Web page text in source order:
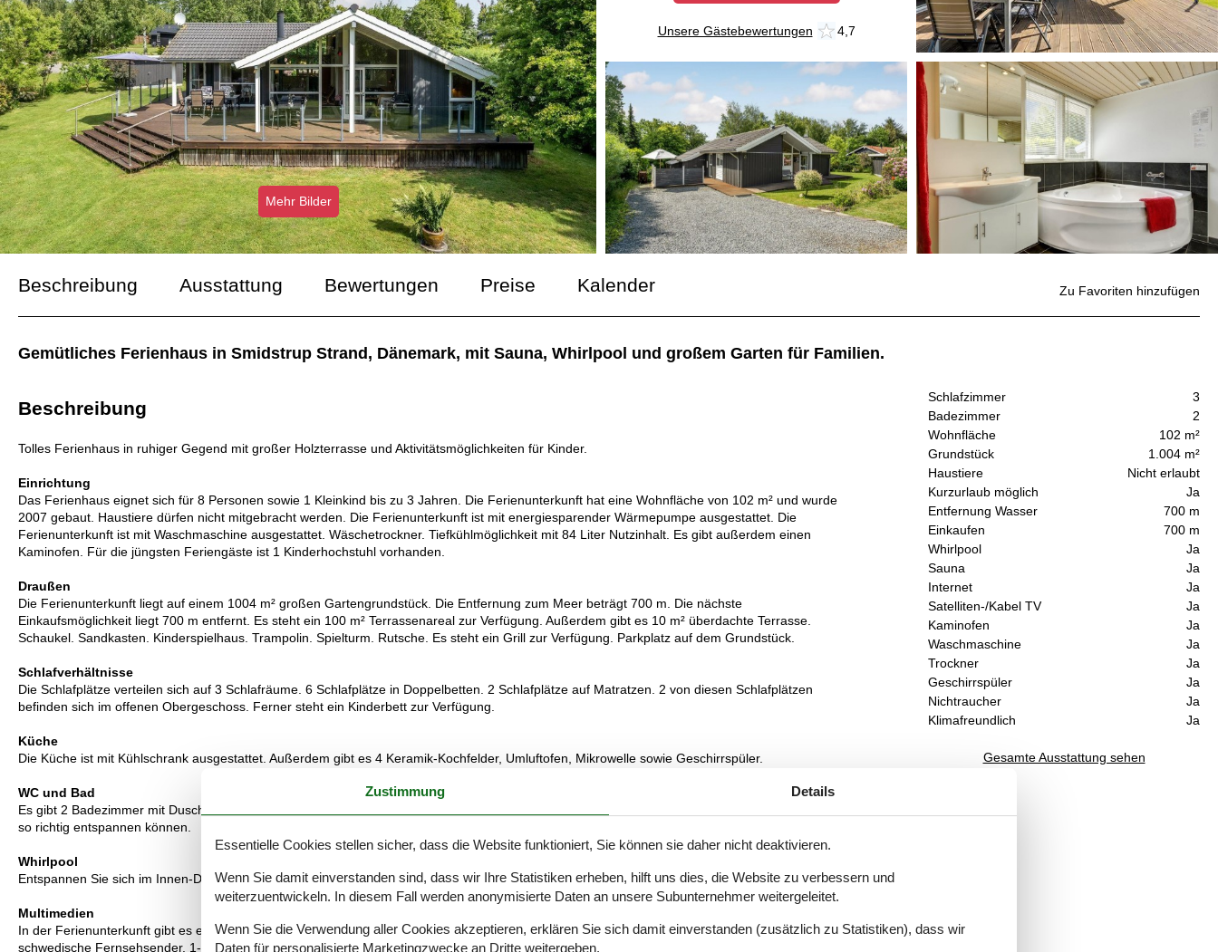
Mehr Bilder
Unsere Gästebewertungen 4,7
Beschreibung Ausstattung Bewertungen Preise Kalender
Gemütliches Ferienhaus in Smidstrup Strand, Dänemark, mit Sauna, Whirlpool und großem Garten für Familien.
Schlafzimmer
3
Badezimmer
2
Wohnfläche
102 m²
Grundstück
1.004 m²
Haustiere
Nicht erlaubt
Kurzurlaub möglich
Ja
Entfernung Wasser
700 m
Einkaufen
700 m
Whirlpool
Ja
Sauna
Ja
Internet
Ja
Satelliten-/Kabel TV
Ja
Kaminofen
Ja
Waschmaschine
Ja
Trockner
Ja
Geschirrspüler
Ja
Nichtraucher
Ja
Klimafreundlich
Ja
Gesamte Ausstattung sehen
Zu Favoriten hinzufügen
Beschreibung
Tolles Ferienhaus in ruhiger Gegend mit großer Holzterrasse und Aktivitätsmöglichkeiten für Kinder.
Einrichtung
Das Ferienhaus eignet sich für 8 Personen sowie 1 Kleinkind bis zu 3 Jahren. Die Ferienunterkunft hat eine Wohnfläche von 102 m² und wurde
2007 gebaut. Haustiere dürfen nicht mitgebracht werden. Die Ferienunterkunft ist mit energiesparender Wärmepumpe ausgestattet. Die
Ferienunterkunft ist mit Waschmaschine ausgestattet. Wäschetrockner. Tiefkühlmöglichkeit mit 84 Liter Nutzinhalt. Es gibt außerdem einen
Kaminofen. Für die jüngsten Feriengäste ist 1 Kinderhochstuhl vorhanden.
Draußen
Die Ferienunterkunft liegt auf einem 1004 m² großen Gartengrundstück. Die Entfernung zum Meer beträgt 700 m. Die nächste
Einkaufsmöglichkeit liegt 700 m entfernt. Es steht ein 100 m² Terrassenareal zur Verfügung. Außerdem gibt es 10 m² überdachte Terrasse.
Schaukel. Sandkasten. Kinderspielhaus. Trampolin. Spielturm. Rutsche. Es steht ein Grill zur Verfügung. Parkplatz auf dem Grundstück.
Schlafverhältnisse
Die Schlafplätze verteilen sich auf 3 Schlafräume. 6 Schlafplätze in Doppelbetten. 2 Schlafplätze auf Matratzen. 2 von diesen Schlafplätzen
befinden sich im offenen Obergeschoss. Ferner steht ein Kinderbett zur Verfügung.
Küche
Die Küche ist mit Kühlschrank ausgestattet. Außerdem gibt es 4 Keramik-Kochfelder, Umluftofen, Mikrowelle sowie Geschirrspüler.
WC und Bad
Es gibt 2 Badezimmer mit Duschnische und 2 Toiletten. Fußbodenheizung in 1 Badezimmer. Es steht eine Sauna zur Verfügung in der Sie sich
so richtig entspannen können.
Whirlpool
Entspannen Sie sich im Innen-Durchlauf-Whirlpool für 2 Personen.
Multimedien
In der Ferienunterkunft gibt es einen Fernseher. 1 Smart-TV. Blu-ray-Player. Radio. Stereoanlage. Mindestens 4 dänische Fernsehsender. 1-3
schwedische Fernsehsender. 1-3 norwegische Fernsehsender. Mindestens 4 deutsche Fernsehsender. Es steht kabellose Internetverbindung
Zustimmung Details
Essentielle Cookies stellen sicher, dass die Website funktioniert, Sie können sie daher nicht deaktivieren.
Wenn Sie damit einverstanden sind, dass wir Ihre Statistiken erheben, hilft uns dies, die Website zu verbessern und
weiterzuentwickeln. In diesem Fall werden anonymisierte Daten an unsere Subunternehmer weitergeleitet.
Wenn Sie die Verwendung aller Cookies akzeptieren, erklären Sie sich damit einverstanden (zusätzlich zu Statistiken), dass wir
Daten für personalisierte Marketingzwecke an Dritte weitergeben.